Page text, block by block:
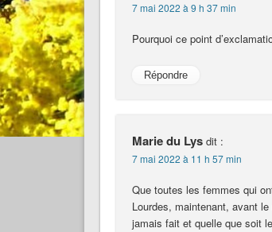
7 mai 2022 à 9 h 37 min
Pourquoi ce point
Répondre
Marie du Lys dit :
7 mai 2022 à 11 h 57 min
Que toutes les femmes qui
Lourdes, maintenant, avant
jamais fait et quelle que soit